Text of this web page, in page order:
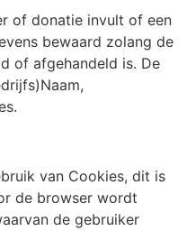
of donatie invult of een
bewaard zolang de
of afgehandeld is. De
van Cookies, dit is
de browser wordt
de gebruiker